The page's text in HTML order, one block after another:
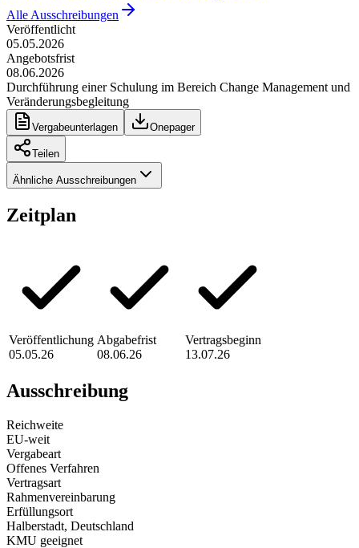
Alle Ausschreibungen
Veröffentlicht
05.05.2026
Angebotsfrist
08.06.2026
Durchführung einer Schulung im Bereich Change Management und
Veränderungsbegleitung
Vergabeunterlagen Onepager
Teilen
Ähnliche Ausschreibungen
Zeitplan
Veröffentlichung
05.05.26
Abgabefrist
08.06.26
Vertragsbeginn
13.07.26
Ausschreibung
Reichweite
EU-weit
Vergabeart
Offenes Verfahren
Vertragsart
Rahmenvereinbarung
Erfüllungsort
Halberstadt, Deutschland
KMU geeignet